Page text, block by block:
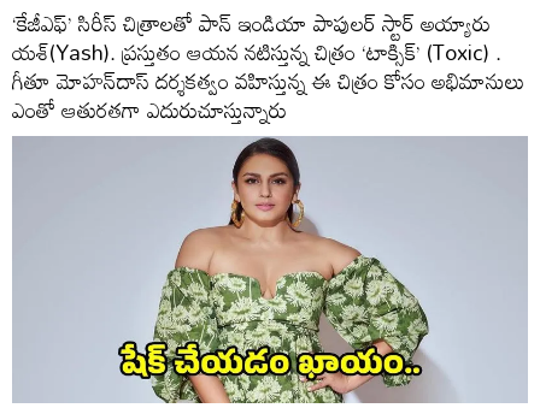
‘కేజీఎఫ్‌’ సిరీస్‌ చిత్రాలతో పాన్‌ ఇండియా పాపులర్‌ స్టార్‌ అయ్యారు
యశ్‌(Yash). ప్రస్తుతం ఆయన నటిస్తున్న చిత్రం ‘టాక్సిక్‌’ (Toxic) .
గీతూ మోహన్‌దాస్‌ దర్శకత్వం వహిస్తున్న ఈ చిత్రం కోసం అభిమానులు
ఎంతో ఆతురతగా ఎదురుచూస్తున్నారు